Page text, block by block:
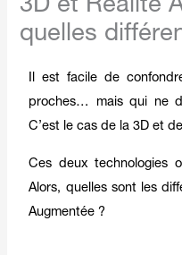
3D et Réalité
quelles
Il est facile de
proches… mais qui ne
C’est le cas de la 3D et
Ces deux technologies
Alors, quelles sont les
Augmentée ?